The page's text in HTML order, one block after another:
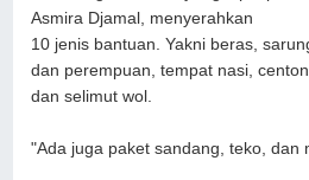
Asmira Djamal, menyerahkan
10 jenis bantuan. Yakni beras,
dan perempuan, tempat nasi,
dan selimut wol.
"Ada juga paket sandang, teko, dan